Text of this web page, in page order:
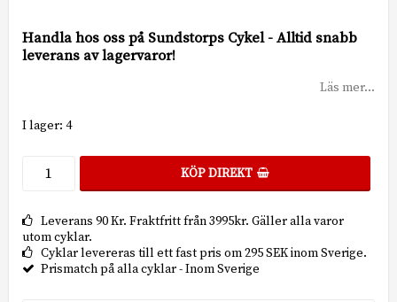
Handla hos oss på Sundstorps Cykel - Alltid snabb
leverans av lagervaror!
Läs mer...
I lager: 4
KÖP DIREKT
Leverans 90 Kr. Fraktfritt från 3995kr. Gäller alla varor
utom cyklar.
Cyklar levereras till ett fast pris om 295 SEK inom Sverige.
Prismatch på alla cyklar - Inom Sverige